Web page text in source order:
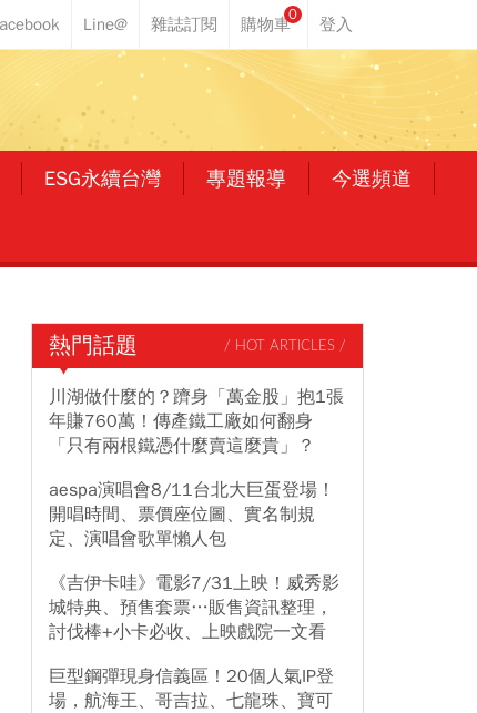
0
ESG永續台灣 專題報導 今選頻道
熱門話題 / HOT ARTICLES /
川湖做什麼的？躋身「萬金股」抱1張
年賺760萬！傳產鐵工廠如何翻身
「只有兩根鐵憑什麼賣這麼貴」？
aespa演唱會8/11台北大巨蛋登場！
開唱時間、票價座位圖、實名制規
定、演唱會歌單懶人包
《吉伊卡哇》電影7/31上映！威秀影
城特典、預售套票…販售資訊整理，
討伐棒+小卡必收、上映戲院一文看
巨型鋼彈現身信義區！20個人氣IP登
場，航海王、哥吉拉、七龍珠、寶可